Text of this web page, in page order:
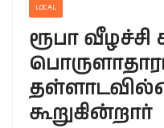
LOCAL
ரூபா
கூறுகின்றார்